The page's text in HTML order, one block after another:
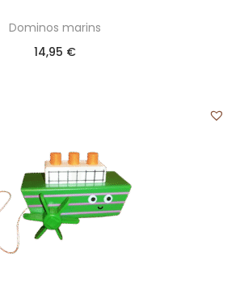
Dominos marins
14,95 €